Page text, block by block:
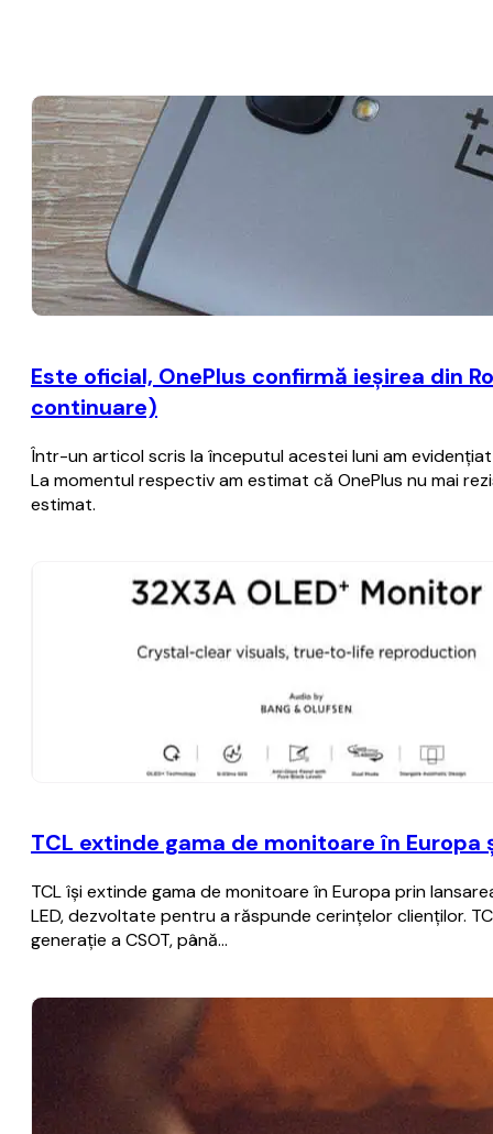
Este oficial, OnePlus confirmă ieşirea din
continuare)
Într-un articol scris la începutul acestei luni am
La momentul respectiv am estimat că OnePlus nu mai
estimat.
TCL extinde gama de monitoare în
TCL își extinde gama de monitoare în Europa prin
LED, dezvoltate pentru a răspunde cerințelor clienților.
generație a CSOT, până…